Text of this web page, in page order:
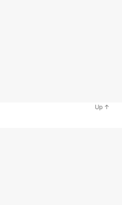
Up ↑